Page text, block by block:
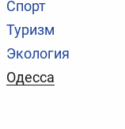
Спорт
Туризм
Экология
Одесса